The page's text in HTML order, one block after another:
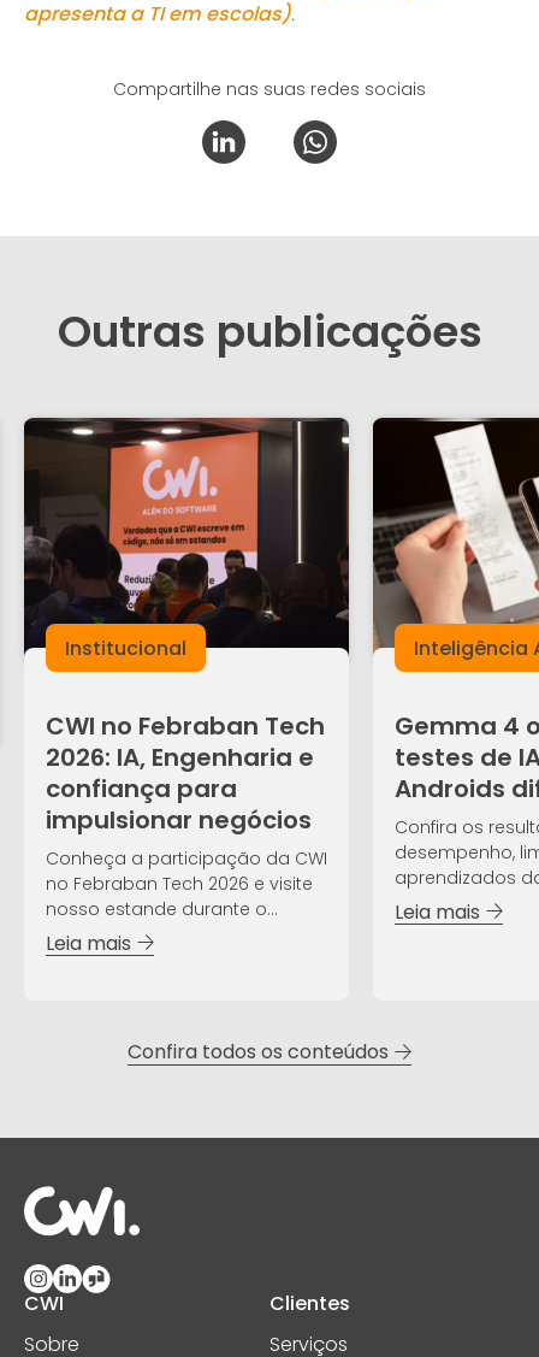
apresenta a TI em escolas).
Compartilhe nas suas redes sociais
Outras publicações
Institucional
CWI no Febraban Tech
2026: IA, Engenharia e
confiança para
impulsionar negócios
Conheça a participação da CWI
no Febraban Tech 2026 e visite
nosso estande durante o
evento!
Leia mais
Inteligência
Gemma 4
testes de
Androids
Confira os
desempenho,
aprendizados
Leia mais
Confira todos os conteúdos
CWI
Sobre
Clientes
Serviços